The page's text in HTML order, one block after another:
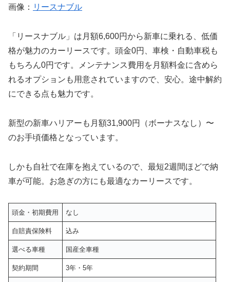
画像： リースナブル
「リースナブル」は月額6,600円から新車に乗れる、低価
格が魅力のカーリースです。頭金0円、車検・自動車税も
もちろん0円です。メンテナンス費用を月額料金に含めら
れるオプションも用意されていますので、安心。途中解約
にできる点も魅力です。
新型の新車ハリアーも月額31,900円（ボーナスなし）〜
のお手頃価格となっています。
しかも自社で在庫を抱えているので、最短2週間ほどで納
車が可能。お急ぎの方にも最適なカーリースです。
頭金・初期費用 なし
自賠責保険料 込み
選べる車種 国産全車種
契約期間 3年・5年